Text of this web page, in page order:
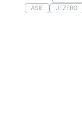
ASIE
JEZERO